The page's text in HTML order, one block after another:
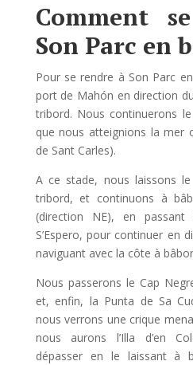
Comment
Son Parc en
Pour se rendre à Son Parc
port de Mahón en direction
tribord. Nous continuerons
que nous atteignions la mer
de Sant Carles).
A ce stade, nous laissons
tribord, et continuons à
(direction NE), en
S’Espero, pour continuer en
naviguant avec la côte à
Nous passerons le Cap
et, enfin, la Punta de Sa
nous verrons une crique
nous aurons l’Illa d’en
dépasser en le laissant à